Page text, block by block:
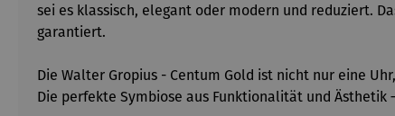
sei es klassisch, elegant oder modern und reduziert.
garantiert.
Die Walter Gropius - Centum Gold ist nicht nur eine
Die perfekte Symbiose aus Funktionalität und